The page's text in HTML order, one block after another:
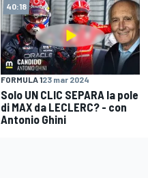
40:18
FORMULA 123 mar 2024
Solo UN CLIC SEPARA la pole
di MAX da LECLERC? - con
Antonio Ghini